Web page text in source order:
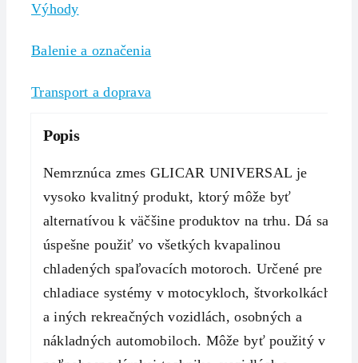
Výhody
Balenie a označenia
Transport a doprava
Popis
Nemrznúca zmes GLICAR UNIVERSAL je
vysoko kvalitný produkt, ktorý môže byť
alternatívou k väčšine produktov na trhu. Dá sa
úspešne použiť vo všetkých kvapalinou
chladených spaľovacích motoroch. Určené pre
chladiace systémy v motocykloch, štvorkolkách
a iných rekreačných vozidlách, osobných a
nákladných automobiloch. Môže byť použitý v